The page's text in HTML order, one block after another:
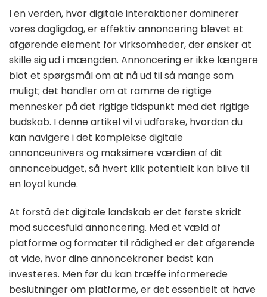
I en verden, hvor digitale interaktioner dominerer
vores dagligdag, er effektiv annoncering blevet et
afgørende element for virksomheder, der ønsker at
skille sig ud i mængden. Annoncering er ikke længere
blot et spørgsmål om at nå ud til så mange som
muligt; det handler om at ramme de rigtige
mennesker på det rigtige tidspunkt med det rigtige
budskab. I denne artikel vil vi udforske, hvordan du
kan navigere i det komplekse digitale
annonceunivers og maksimere værdien af dit
annoncebudget, så hvert klik potentielt kan blive til
en loyal kunde.
At forstå det digitale landskab er det første skridt
mod succesfuld annoncering. Med et væld af
platforme og formater til rådighed er det afgørende
at vide, hvor dine annoncekroner bedst kan
investeres. Men før du kan træffe informerede
beslutninger om platforme, er det essentielt at have